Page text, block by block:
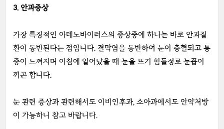
3. 안과증상
가장 특징적인 아데노바이러스의 증상중에 하나는 바로 안과질
환이 동반된다는 점입니다. 결막염을 동반하여 눈이 충혈되고 통
증이 느껴지며 아침에 일어났을 때 눈을 뜨기 힘들정로 눈꼽이
끼곤 합니다.
눈 관련 증상과 관련해서도 이비인후과, 소아과에서도 안약처방
이 가능하니 참고 바랍니다.